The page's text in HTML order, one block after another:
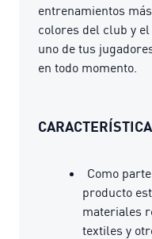
entrenamientos
colores del club y
uno de tus
en todo momento.
Como
producto
materiales
textiles y